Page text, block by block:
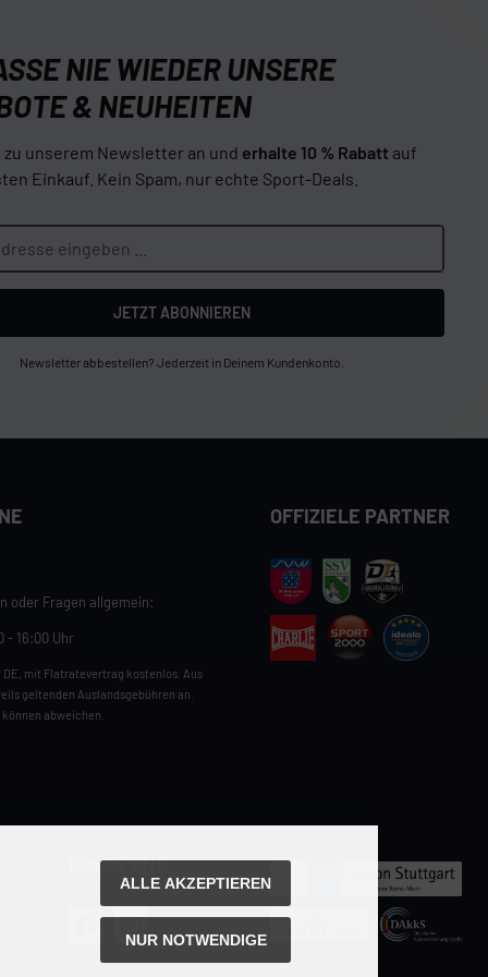
NIE WIEDER UNSERE
& NEUHEITEN
zu unserem Newsletter an und erhalte 10 % Rabatt auf
Einkauf. Kein Spam, nur echte Sport-Deals.
JETZT ABONNIEREN
Newsletter abbestellen? Jederzeit in Deinem Kundenkonto.
oder Fragen allgemein:
- 16:00 Uhr
mit Flatratevertrag kostenlos. Aus
geltenden Auslandsgebühren an.
abweichen.
OFFIZIELE PARTNER
FOLGE UNS
ALLE AKZEPTIEREN
NUR NOTWENDIGE